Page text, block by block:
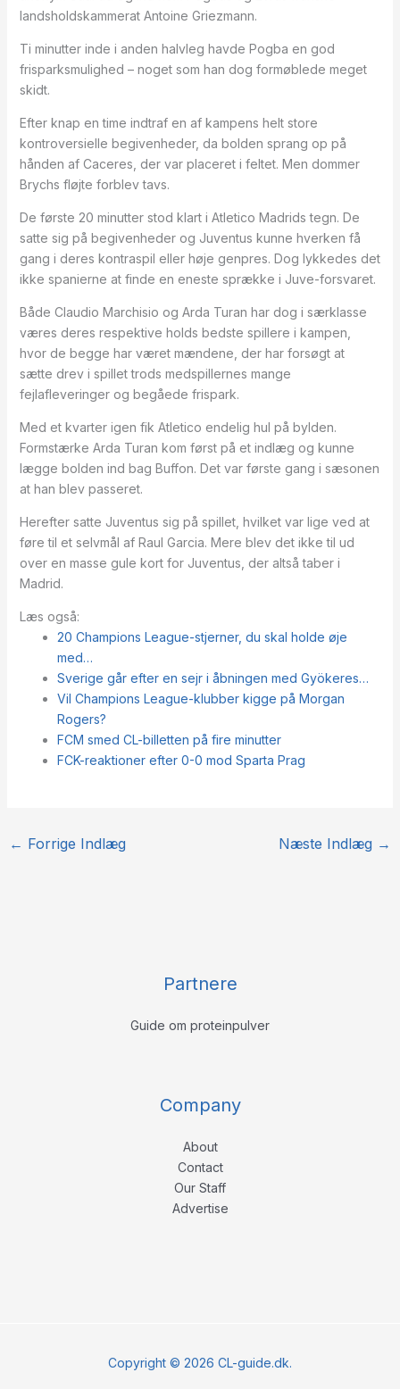
landsholdskammerat Antoine Griezmann.
Ti minutter inde i anden halvleg havde Pogba en god
frisparksmulighed – noget som han dog formøblede meget
skidt.
Efter knap en time indtraf en af kampens helt store
kontroversielle begivenheder, da bolden sprang op på
hånden af Caceres, der var placeret i feltet. Men dommer
Brychs fløjte forblev tavs.
De første 20 minutter stod klart i Atletico Madrids tegn. De
satte sig på begivenheder og Juventus kunne hverken få
gang i deres kontraspil eller høje genpres. Dog lykkedes det
ikke spanierne at finde en eneste sprække i Juve-forsvaret.
Både Claudio Marchisio og Arda Turan har dog i særklasse
væres deres respektive holds bedste spillere i kampen,
hvor de begge har været mændene, der har forsøgt at
sætte drev i spillet trods medspillernes mange
fejlafleveringer og begåede frispark.
Med et kvarter igen fik Atletico endelig hul på bylden.
Formstærke Arda Turan kom først på et indlæg og kunne
lægge bolden ind bag Buffon. Det var første gang i sæsonen
at han blev passeret.
Herefter satte Juventus sig på spillet, hvilket var lige ved at
føre til et selvmål af Raul Garcia. Mere blev det ikke til ud
over en masse gule kort for Juventus, der altså taber i
Madrid.
Læs også:
20 Champions League-stjerner, du skal holde øje
med…
Sverige går efter en sejr i åbningen med Gyökeres…
Vil Champions League-klubber kigge på Morgan
Rogers?
FCM smed CL-billetten på fire minutter
FCK-reaktioner efter 0-0 mod Sparta Prag
← Forrige Indlæg Næste Indlæg →
Partnere
Guide om proteinpulver
Company
About
Contact
Our Staff
Advertise
Copyright © 2026 CL-guide.dk.